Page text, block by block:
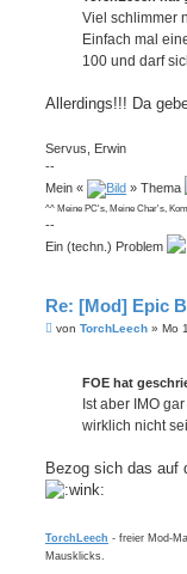
Viel schlimmer
Einfach mal
100 und darf
Allerdings!!! Da
Servus, Erwin
--
Mein «
» Thema
^^ Meine PC's, Meine Char's,
--
Ein (techn.) Problem
Re: [Mod] Epic
Bvon TorchLeech » Mo
FOE hat
Ist aber IMO
wirklich nicht
Bezog sich das auf
TorchLeech - freier Mod-
Mausklicks.